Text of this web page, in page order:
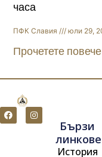
часа
ПФК Славия юли 29,
Прочетете
F
a
c
I
n
s
Бързи
линкове
История